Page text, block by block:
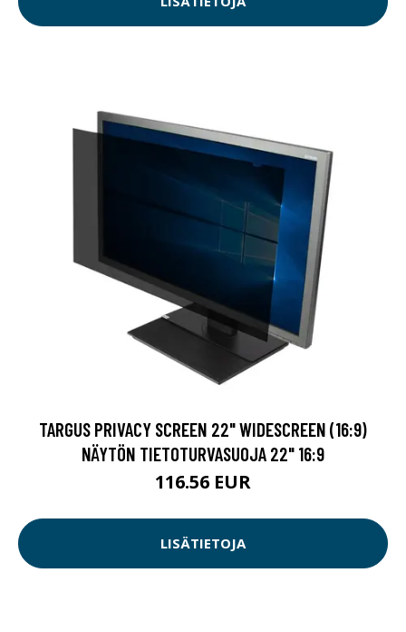
TARGUS PRIVACY SCREEN 22" WIDESCREEN (16:9)
NÄYTÖN TIETOTURVASUOJA 22" 16:9
116.56 EUR
LISÄTIETOJA